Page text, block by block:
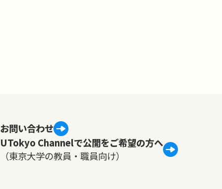
お問い合わせ
UTokyo Channelで公開をご希望の方へ
（東京大学の教員・職員向け）